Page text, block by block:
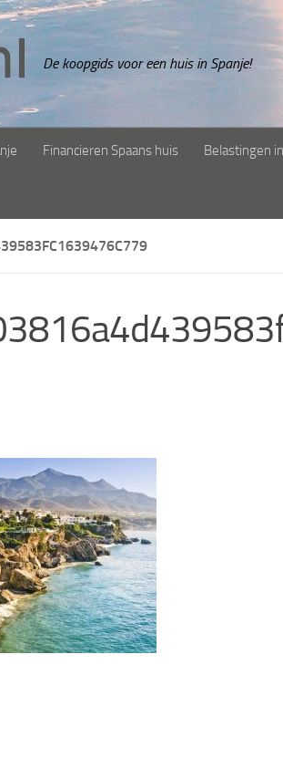
De koopgids voor een huis in Spanje!
Financieren Spaans huis Belastingen